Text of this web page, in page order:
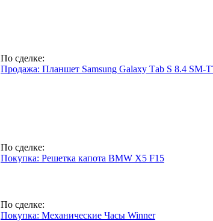
По сделке:
Продажа: Планшет Sаmsung Galахy Таb S 8.4 SМ-
По сделке:
Покупка: Решетка капота BMW X5 F15
По сделке:
Покупка: Механические Часы Winner